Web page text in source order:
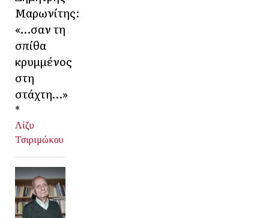
Μαρωνίτης:
«…σαν τη
σπίθα
κρυμμένος
στη
στάχτη…»
*
Λίζυ
Τσιριμώκου